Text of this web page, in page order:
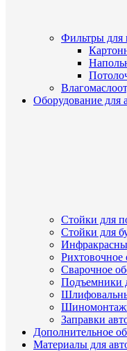
Фильтры для
Оборудование для
Стойки для
Стойки для
Рихтовочное
Сварочное
Подъемники
Заправки
Дополнительное
Материалы для